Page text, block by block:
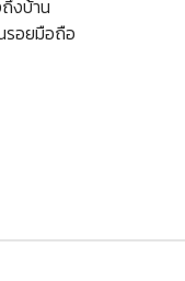
งบ้าน
อยมือถือ